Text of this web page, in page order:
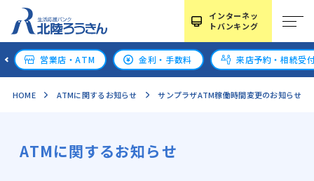
インターネッ
トバンキング
営業店・ATM 金利・手数料 来店予約・相続受
HOME ATMに関するお知らせ サンプラザATM稼働時間変更のお知らせ
ATMに関するお知らせ